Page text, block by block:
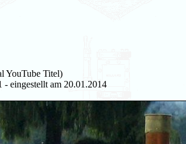
YouTube Titel)
- eingestellt am 20.01.2014